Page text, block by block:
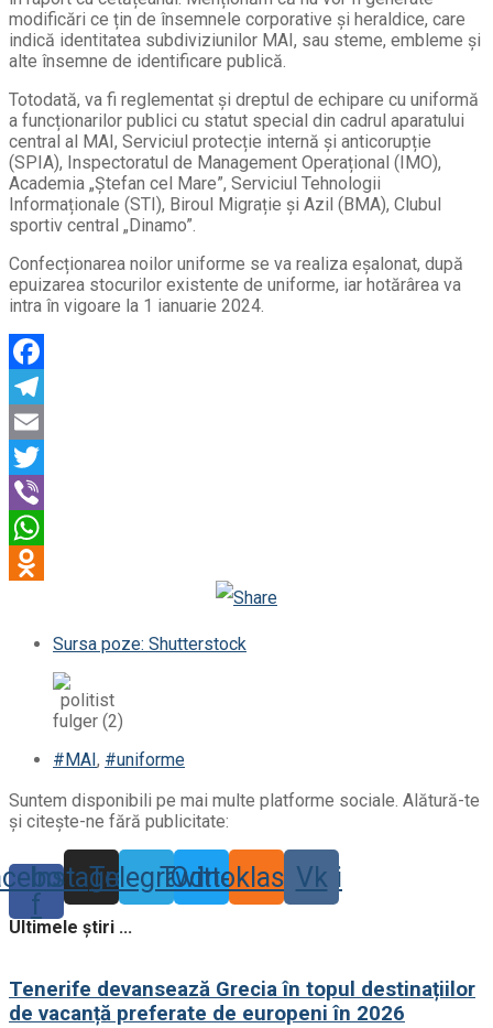
modificări ce țin de însemnele corporative și heraldice, care
indică identitatea subdiviziunilor MAI, sau steme, embleme şi
alte însemne de identificare publică.
Totodată, va fi reglementat și dreptul de echipare cu uniformă
a funcționarilor publici cu statut special din cadrul aparatului
central al MAI, Serviciul protecție internă și anticorupție
(SPIA), Inspectoratul de Management Operațional (IMO),
Academia „Ștefan cel Mare”, Serviciul Tehnologii
Informaționale (STI), Biroul Migrație și Azil (BMA), Clubul
sportiv central „Dinamo”.
Confecționarea noilor uniforme se va realiza eșalonat, după
epuizarea stocurilor existente de uniforme, iar hotărârea va
intra în vigoare la 1 ianuarie 2024.
Odnoklassniki
Sursa poze: Shutterstock
#MAI, #uniforme
Suntem disponibili pe mai multe platforme sociale. Alătură-te
și citește-ne fără publicitate:
f
Instagram
TelegramTwitter
Odnoklassniki
Vk
Ultimele știri ...
Tenerife devansează Grecia în topul destinațiilor
de vacanță preferate de europeni în 2026